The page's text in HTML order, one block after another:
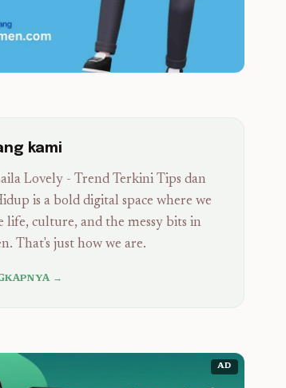
kami
Lovely - Trend Terkini Tips dan
is a bold digital space where we
life, culture, and the messy bits in
That's just how we are.
→
AD